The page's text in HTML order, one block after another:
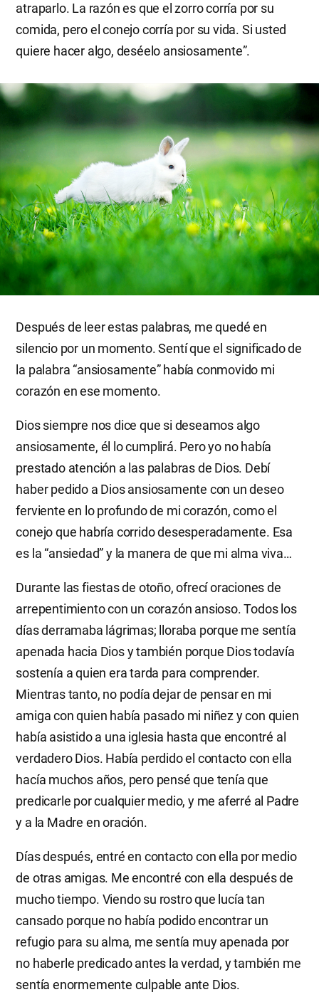
atraparlo. La razón es que el zorro corría por su
comida, pero el conejo corría por su vida. Si usted
quiere hacer algo, deséelo ansiosamente”.
Después de leer estas palabras, me quedé en
silencio por un momento. Sentí que el significado de
la palabra “ansiosamente” había conmovido mi
corazón en ese momento.
Dios siempre nos dice que si deseamos algo
ansiosamente, él lo cumplirá. Pero yo no había
prestado atención a las palabras de Dios. Debí
haber pedido a Dios ansiosamente con un deseo
ferviente en lo profundo de mi corazón, como el
conejo que habría corrido desesperadamente. Esa
es la “ansiedad” y la manera de que mi alma viva…
Durante las fiestas de otoño, ofrecí oraciones de
arrepentimiento con un corazón ansioso. Todos los
días derramaba lágrimas; lloraba porque me sentía
apenada hacia Dios y también porque Dios todavía
sostenía a quien era tarda para comprender.
Mientras tanto, no podía dejar de pensar en mi
amiga con quien había pasado mi niñez y con quien
había asistido a una iglesia hasta que encontré al
verdadero Dios. Había perdido el contacto con ella
hacía muchos años, pero pensé que tenía que
predicarle por cualquier medio, y me aferré al Padre
y a la Madre en oración.
Días después, entré en contacto con ella por medio
de otras amigas. Me encontré con ella después de
mucho tiempo. Viendo su rostro que lucía tan
cansado porque no había podido encontrar un
refugio para su alma, me sentía muy apenada por
no haberle predicado antes la verdad, y también me
sentía enormemente culpable ante Dios.